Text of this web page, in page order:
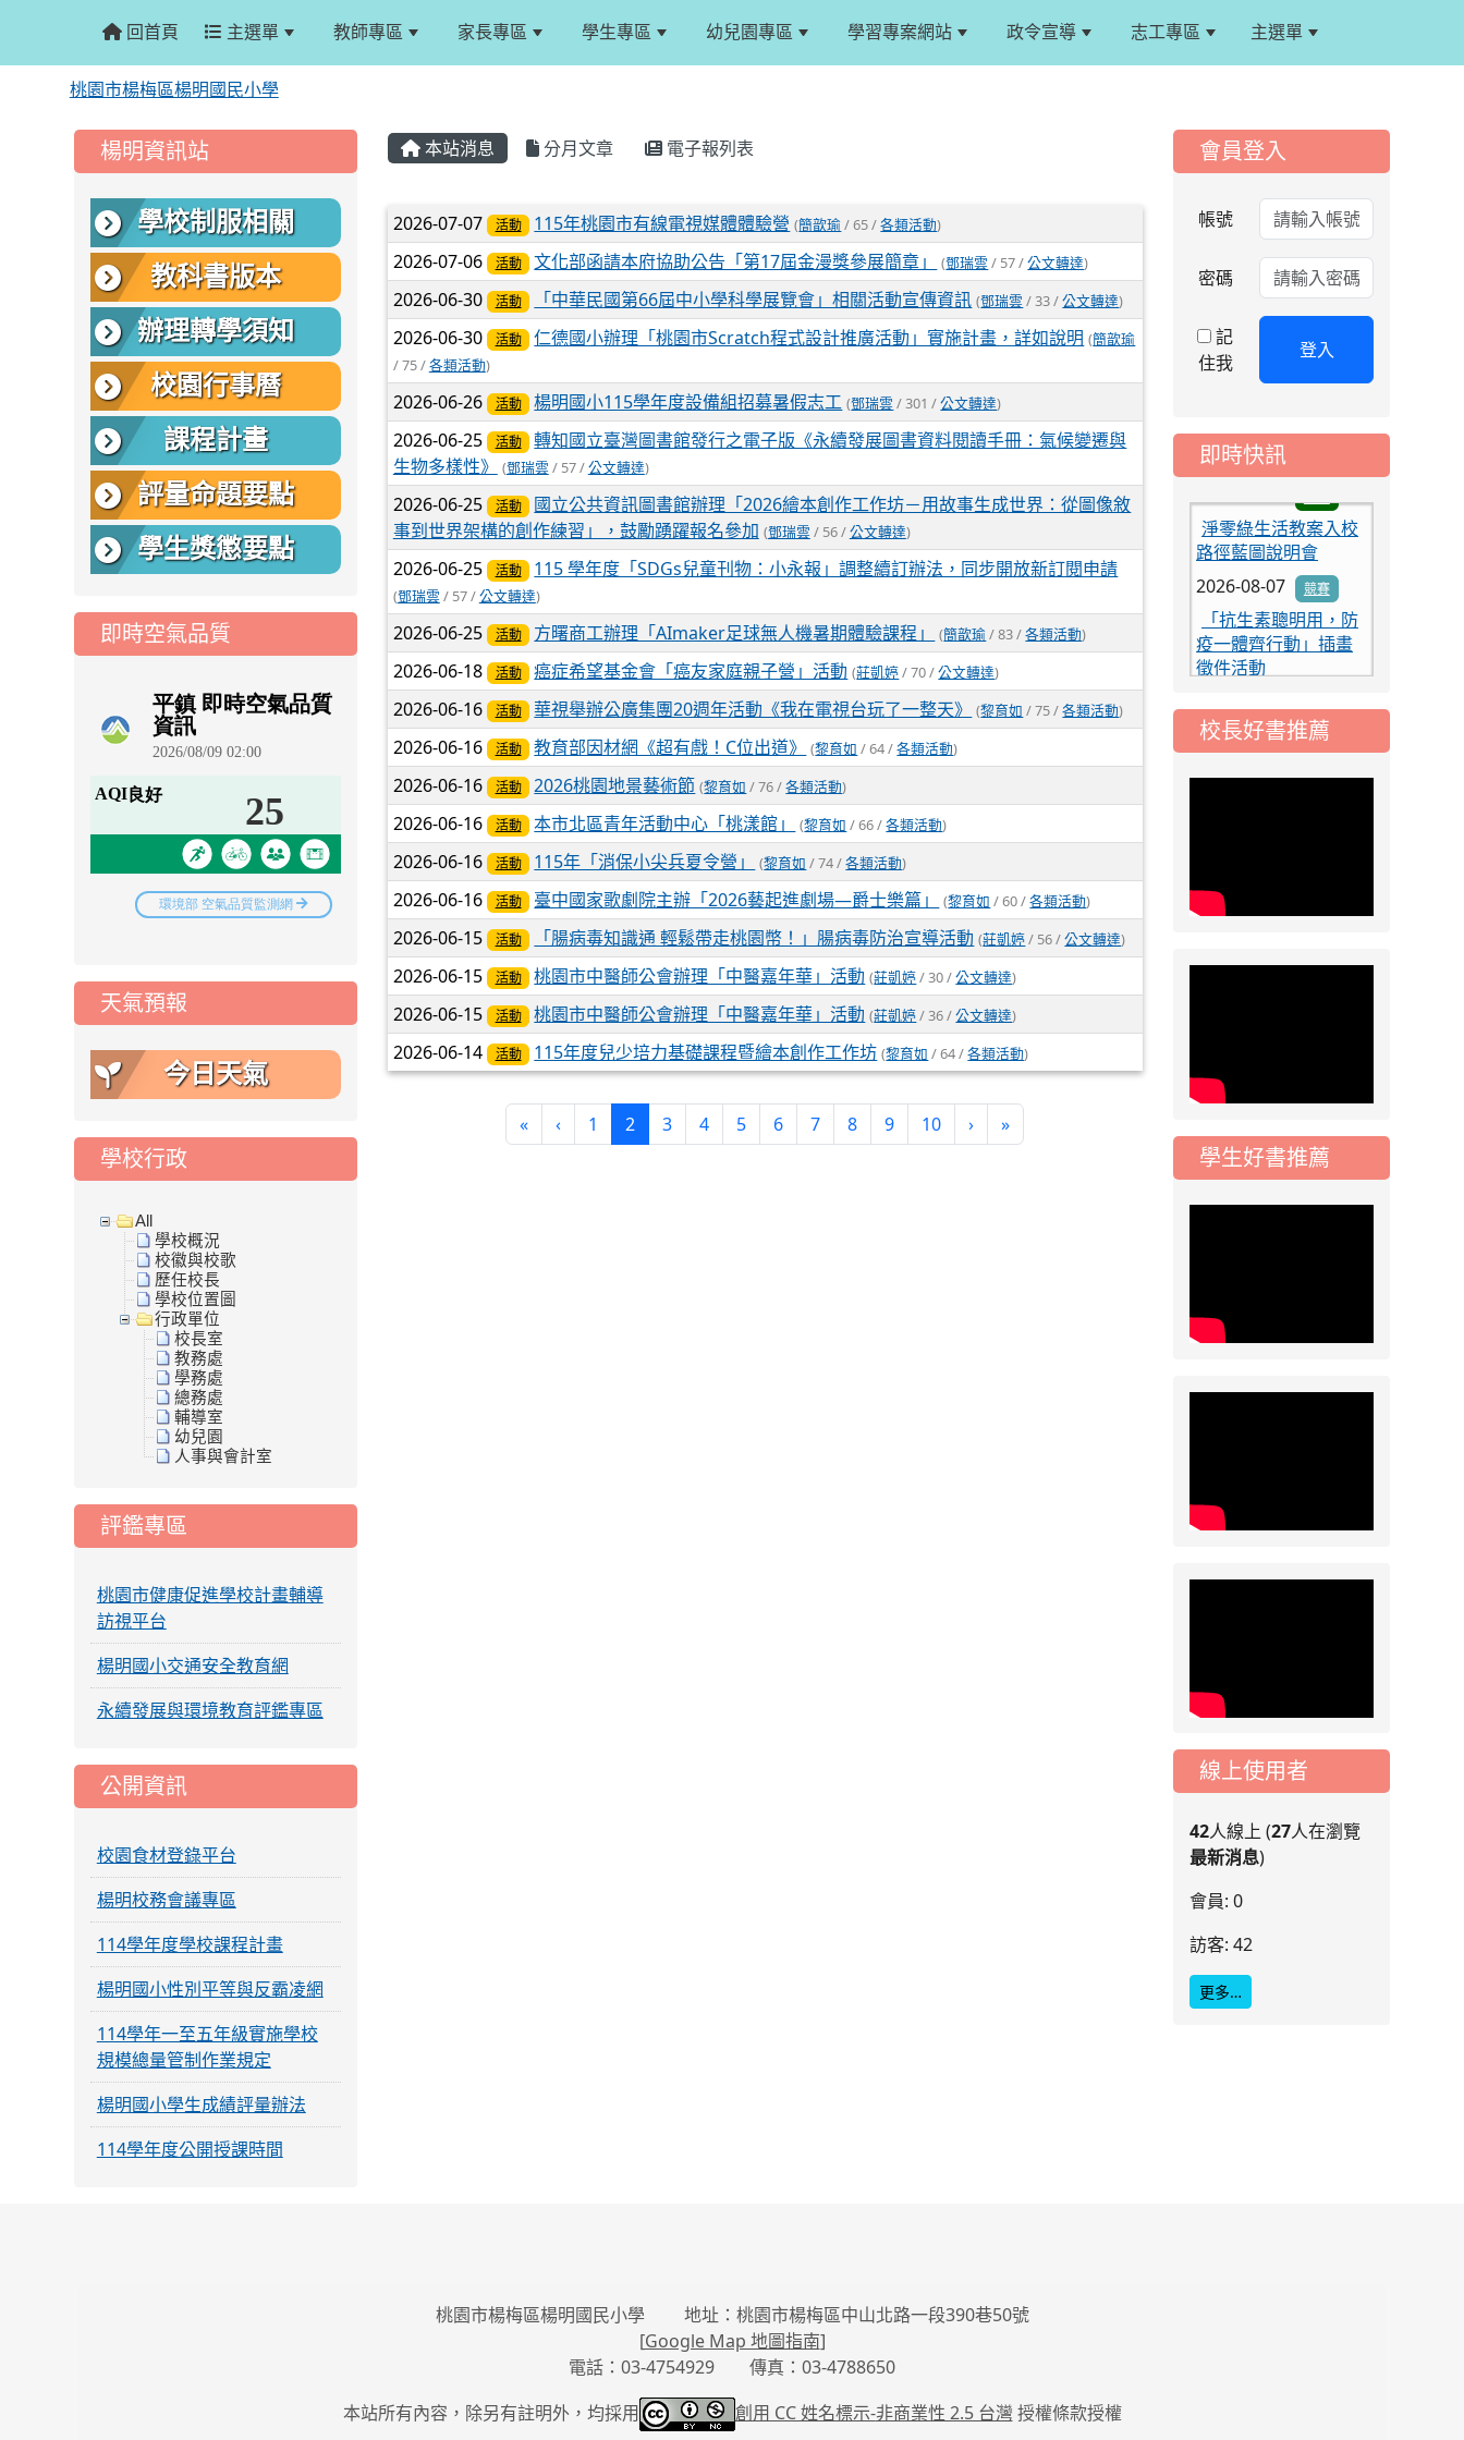
回首頁 主選單 教師專區 家長專區 學生專區 幼兒園專區 學習專案網站 政令宣導 志工專區 主選單
桃園市楊梅區楊明國民小學
本站消息 分月文章 電子報列表
文章列表
2026-07-07 活動 115年桃園市有線電視媒體體驗營 (簡歆瑜/ 65 /各類活動)
2026-07-06 活動 文化部函請本府協助公告「第17屆金漫獎參展簡章」 (鄧瑞雲 / 57 /公文轉達)
2026-06-30 活動 「中華民國第66屆中小學科學展覽會」相關活動宣傳資訊 (鄧瑞雲 / 33 /公文轉達)
2026-06-30 活動 仁德國小辦理「桃園市Scratch程式設計推廣活動」實施計畫，詳如說明 (簡歆瑜
/ 75 /各類活動)
2026-06-26 活動 楊明國小115學年度設備組招募暑假志工 (鄧瑞雲 / 301 /公文轉達)
2026-06-25 活動
轉知國立臺灣圖書館發行之電子版《永續發展圖書資料閱讀手冊：氣候變遷與
生物多樣性》
(鄧瑞雲 / 57 /公文轉達)
2026-06-25 活動
國立公共資訊圖書館辦理「2026繪本創作工作坊－用故事生成世界：從圖像敘
事到世界架構的創作練習」，鼓勵踴躍報名參加 (鄧瑞雲 / 56 /公文轉達)
2026-06-25 活動 115 學年度「SDGs兒童刊物：小永報」調整續訂辦法，同步開放新訂閱申請
(鄧瑞雲 / 57 /公文轉達)
2026-06-25 活動 方曙商工辦理「AImaker足球無人機暑期體驗課程」 (簡歆瑜/ 83 /各類活動)
2026-06-18 活動 癌症希望基金會「癌友家庭親子營」活動 (莊凱婷/ 70 /公文轉達)
2026-06-16 活動 華視舉辦公廣集團20週年活動《我在電視台玩了一整天》 (黎育如 / 75 /各類活動)
2026-06-16 活動 教育部因材網《超有戲！C位出道》 (黎育如 / 64 /各類活動)
2026-06-16 活動 2026桃園地景藝術節 (黎育如 / 76 /各類活動)
2026-06-16 活動 本市北區青年活動中心「桃漾館」 (黎育如 / 66 /各類活動)
2026-06-16 活動 115年「消保小尖兵夏令營」 (黎育如 / 74 /各類活動)
2026-06-16 活動 臺中國家歌劇院主辦「2026藝起進劇場—爵士樂篇」 (黎育如 / 60 /各類活動)
2026-06-15 活動 「腸病毒知識通 輕鬆帶走桃園幣！」腸病毒防治宣導活動 (莊凱婷/ 56 /公文轉達)
2026-06-15 活動 桃園市中醫師公會辦理「中醫嘉年華」活動 (莊凱婷/ 30 /公文轉達)
2026-06-15 活動 桃園市中醫師公會辦理「中醫嘉年華」活動 (莊凱婷/ 36 /公文轉達)
2026-06-14 活動 115年度兒少培力基礎課程暨繪本創作工作坊 (黎育如 / 64 /各類活動)
« ‹ 1 2 (current)
3 4 5 6 7 8 9 10 › »
::: 楊明資訊站
學校制服相關
教科書版本
辦理轉學須知
校園行事曆
課程計畫
評量命題要點
學生獎懲要點
即時空氣品質
天氣預報
今日天氣
學校行政
All
學校概況
校徽與校歌
歷任校長
學校位置圖
行政單位
校長室
教務處
學務處
總務處
輔導室
幼兒園
人事與會計室
評鑑專區
桃園市健康促進學校計畫輔導
訪視平台
楊明國小交通安全教育網
永續發展與環境教育評鑑專區
公開資訊
校園食材登錄平台
楊明校務會議專區
114學年度學校課程計畫
楊明國小性別平等與反霸凌網
114學年一至五年級實施學校
規模總量管制作業規定
楊明國小學生成績評量辦法
114學年度公開授課時間
::: 會員登入
帳號
密碼
記
住我
登入
即時快訊
2026-06-30
暑期
游泳訓練班正式上課
名單及補助事項公告
安全宣導
2026-06-17
更正
115年桃園市運動會楊
集訓分組表
2026-08-07
淨零綠生活教案入校
路徑藍圖說明會
2026-08-07
競賽
「抗生素聰明用，防
疫一體齊行動」插畫
徵件活動
2026-06-30
名單及補助事項公告
2026-06-23
水域
2026-08-07
路徑藍圖說明會
徵件活動
校長好書推薦
學生好書推薦
線上使用者
42人線上 (27人在瀏覽
最新消息)
會員: 0
訪客: 42
更多…
桃園市楊梅區楊明國民小學 地址：桃園市楊梅區中山北路一段390巷50號
[Google Map 地圖指南]
電話：03-4754929 傳真：03-4788650
本站所有內容，除另有註明外，均採用
創用 CC 姓名標示-非商業性 2.5 台灣 授權條款授權